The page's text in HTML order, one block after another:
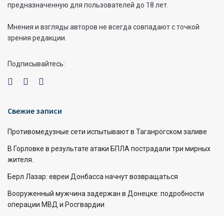
предназначенную для пользователей до 18 лет.
Мнения и взгляды авторов не всегда совпадают с точкой
зрения редакции.
Подписывайтесь:
Свежие записи
Противомедузные сети испытывают в Таганрогском заливе
В Горловке в результате атаки БПЛА пострадали три мирных
жителя.
Берл Лазар: евреи Донбасса начнут возвращаться
Вооруженный мужчина задержан в Донецке: подробности
операции МВД и Росгвардии